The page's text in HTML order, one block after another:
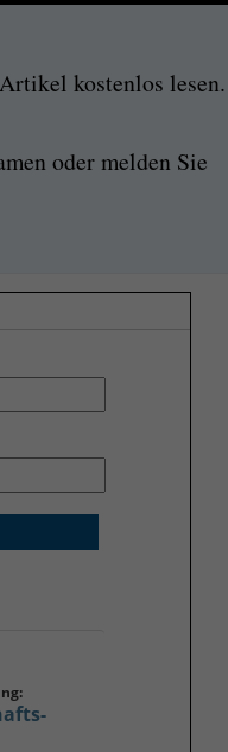
kostenlos lesen.
oder melden Sie